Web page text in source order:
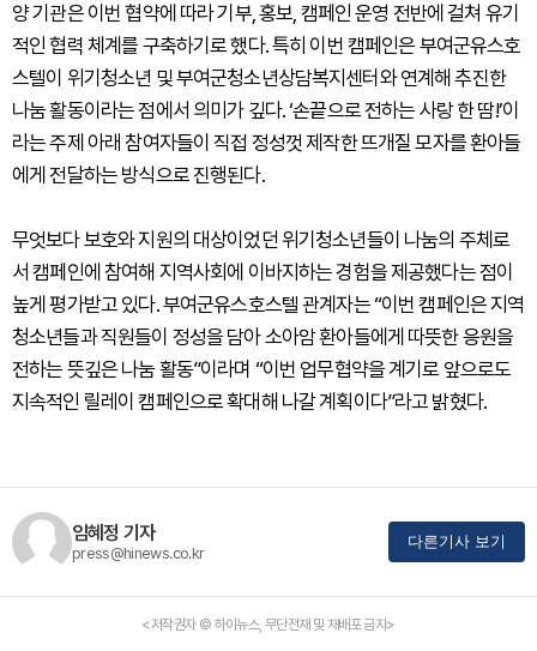
양 기관은 이번 협약에 따라 기부, 홍보, 캠페인 운영 전반에 걸쳐 유기
적인 협력 체계를 구축하기로 했다. 특히 이번 캠페인은 부여군유스호
스텔이 위기청소년 및 부여군청소년상담복지센터와 연계해 추진한
나눔 활동이라는 점에서 의미가 깊다. ‘손끝으로 전하는 사랑 한 땀!’이
라는 주제 아래 참여자들이 직접 정성껏 제작한 뜨개질 모자를 환아들
에게 전달하는 방식으로 진행된다.
무엇보다 보호와 지원의 대상이었던 위기청소년들이 나눔의 주체로
서 캠페인에 참여해 지역사회에 이바지하는 경험을 제공했다는 점이
높게 평가받고 있다. 부여군유스호스텔 관계자는 “이번 캠페인은 지역
청소년들과 직원들이 정성을 담아 소아암 환아들에게 따뜻한 응원을
전하는 뜻깊은 나눔 활동”이라며 “이번 업무협약을 계기로 앞으로도
지속적인 릴레이 캠페인으로 확대해 나갈 계획이다”라고 밝혔다.
임혜정 기자
press@hinews.co.kr
다른기사 보기
<저작권자 © 하이뉴스, 무단전재 및 재배포 금지>